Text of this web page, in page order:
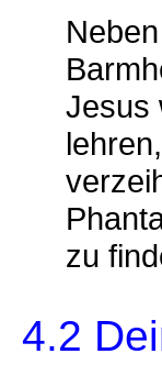
Jesus
zu
4.2